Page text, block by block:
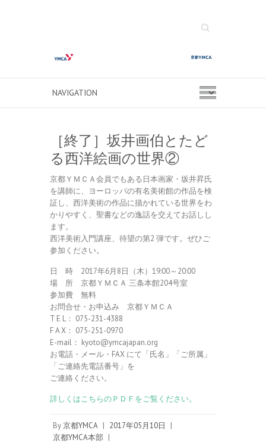
Search
［終了］坂井画伯とたど
る西洋絵画の世界②
京都ＹＭＣＡ会員でもある日本画家・坂井昇氏
を講師に、ヨーロッパの有名美術館の作品を検
証し、西洋美術の作品に描かれている世界をわ
かりやすく、聖書などの逸話を交えてお話しし
ます。
西洋美術入門講座、待望の第2 弾です。ぜひご
参加ください。
日 時 2017年6月8日（木）19:00～20:00
場 所 京都ＹＭＣＡ 三条本館204号室
参加費 無料
お問合せ・お申込み 京都ＹＭＣＡ
T E L： 075-231-4388
F A X： 075-251-0970
E-mail： kyoto@ymcajapan.org
お電話・メール・FAX にて「氏名」「ご所属」
「ご連絡先電話番号」を
ご連絡ください。
詳しくはこちらのＰＤＦをご覧ください。
By京都YMCA | 2017年05月10日
|
京都YMCA本部 |